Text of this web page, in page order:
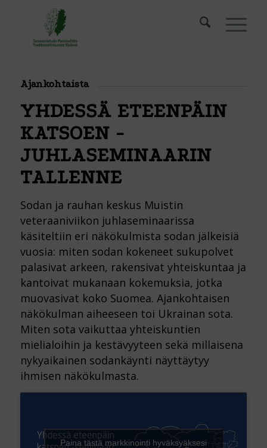
Ajankohtaista
YHDESSÄ ETEENPÄIN
KATSOEN -
JUHLASEMINAARIN
TALLENNE
Sodan ja rauhan keskus Muistin
veteraaniviikon juhlaseminaarissa
käsiteltiin eri näkökulmista sodan jälkeisiä
vuosia: miten sodan kokeneet sukupolvet
palasivat arkeen, rakensivat yhteiskuntaa ja
kantoivat mukanaan kokemuksia, jotka
muovasivat koko Suomea. Ajankohtaisen
näkökulman aiheeseen toi Ukrainan sota.
Miten sota vaikuttaa yhteiskuntien
mielialoihin ja kestävyyteen sekä millaisena
nykyaikainen sodankäynti näyttäytyy
ihmisen näkökulmasta.
Paina tästä markkinointi hyväksyäksesi